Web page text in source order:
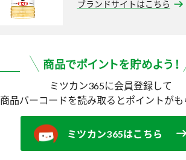
ブランドサイトはこちら
ミツカン365に会員登録して
商品バーコードを読み取ると ポイントが
ミツカン365はこちら